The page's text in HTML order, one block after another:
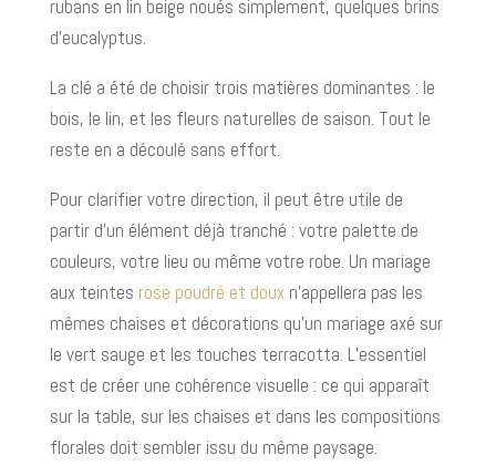
rubans en lin beige noués simplement, quelques brins
d’eucalyptus.
La clé a été de choisir trois matières dominantes : le
bois, le lin, et les fleurs naturelles de saison. Tout le
reste en a découlé sans effort.
Pour clarifier votre direction, il peut être utile de
partir d’un élément déjà tranché : votre palette de
couleurs, votre lieu ou même votre robe. Un mariage
aux teintes rose poudré et douxn’appellera pas les
mêmes chaises et décorations qu’un mariage axé sur
le vert sauge et les touches terracotta. L’essentiel
est de créer une cohérence visuelle : ce qui apparaît
sur la table, sur les chaises et dans les compositions
florales doit sembler issu du même paysage.